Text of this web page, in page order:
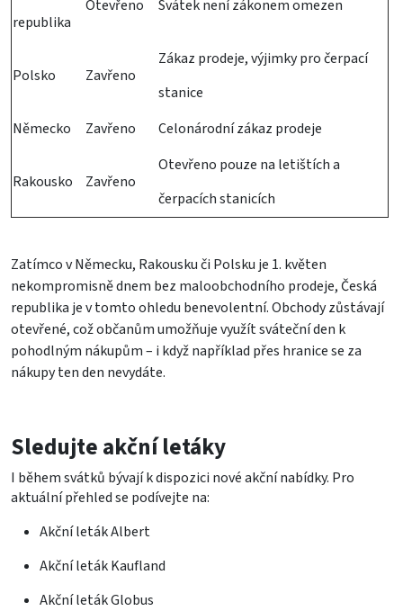
republika
Otevřeno Svátek není zákonem omezen
Polsko Zavřeno
Zákaz prodeje, výjimky pro čerpací
stanice
Německo
Zavřeno Celonárodní zákaz prodeje
Rakousko Zavřeno
Otevřeno pouze na letištích a
čerpacích stanicích
Zatímco v Německu, Rakousku či Polsku je 1. květen
nekompromisně dnem bez maloobchodního prodeje, Česká
republika je v tomto ohledu benevolentní. Obchody zůstávají
otevřené, což občanům umožňuje využít sváteční den k
pohodlným nákupům – i když například přes hranice se za
nákupy ten den nevydáte.
Sledujte akční letáky
I během svátků bývají k dispozici nové akční nabídky. Pro
aktuální přehled se podívejte na:
Akční leták Albert
Akční leták Kaufland
Akční leták Globus